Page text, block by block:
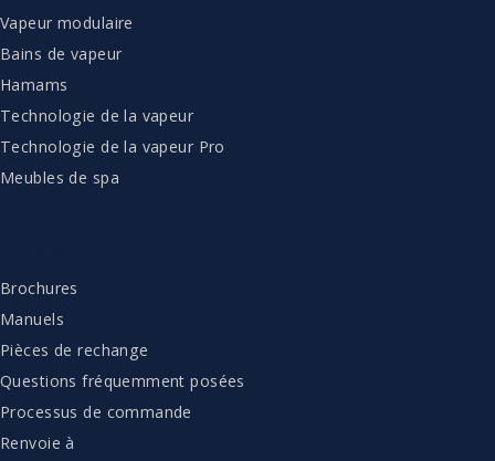
Vapeur modulaire
Bains de vapeur
Hamams
Technologie de la vapeur
Technologie de la vapeur Pro
Meubles de spa
Brochures
Manuels
Pièces de rechange
Questions fréquemment posées
Processus de commande
Renvoie à